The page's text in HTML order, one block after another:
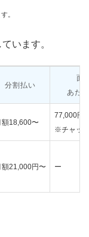
。
います。
分割払い
面
あた
額18,600〜
77,000円
※チャッ
額21,000円〜 ー